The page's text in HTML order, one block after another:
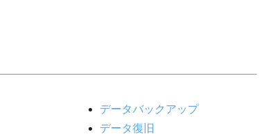
データバックアップ
データ復旧